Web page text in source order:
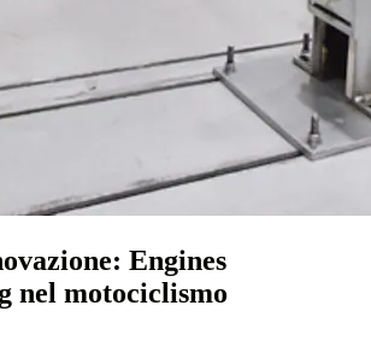
Engines
nel motociclismo